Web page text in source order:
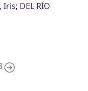
Iris; DEL RÍO